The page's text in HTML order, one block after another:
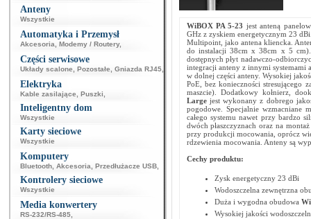
Anteny
Wszystkie
Automatyka i Przemysł
Akcesoria Modemy / Routery,
Części serwisowe
Układy scalone Pozostałe Gniazda RJ45
Elektryka
Kable zasilające Puszki
Inteligentny dom
Wszystkie
Karty sieciowe
Wszystkie
Komputery
Bluetooth Akcesoria Przedłużacze USB
Kontrolery sieciowe
Wszystkie
Media konwertery
RS-232/RS-485
WiBOX PA 5-23 jest anteną
GHz z zyskiem energetycznym 23
Multipoint, jako antena kliencka.
do instalacji 38cm x 38cm x 5 cm).
dostępnych płyt nadawczo-
integracji anteny z innymi systemami
w dolnej części anteny. Wysokiej
PoE, bez konieczności stresującego
maszcie). Dodatkowy kołnierz,
Large jest wykonany z dobrego
pogodowe. Specjalnie wzmacniane
całego systemu nawet przy bardzo
dwóch płaszczyznach oraz na
przy produkcji mocowania, oprócz
rdzewienia mocowania. Anteny są
Cechy produktu:
Zysk energetyczny 23 dBi
Wodoszczelna zewnętrzna
Duża i wygodna obudowa
Wysokiej jakości